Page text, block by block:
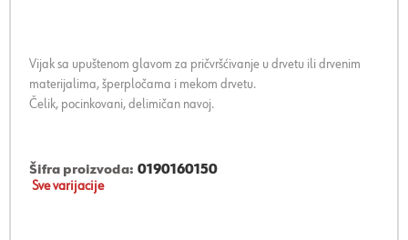
Vijak sa upuštenom glavom za pričvršćivanje u drvetu ili drvenim
materijalima, šperpločama i mekom drvetu.
Čelik, pocinkovani, delimičan navoj.
Šifra proizvoda: 0190160150
Sve varijacije